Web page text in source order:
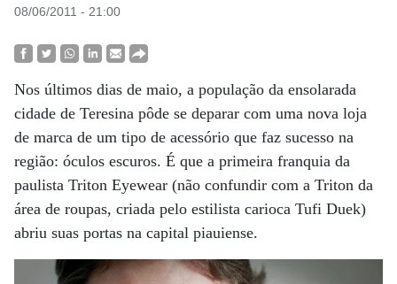
08/06/2011 - 21:00
Nos últimos dias de maio, a população da ensolarada
cidade de Teresina pôde se deparar com uma nova loja
de marca de um tipo de acessório que faz sucesso na
região: óculos escuros. É que a primeira franquia da
paulista Triton Eyewear (não confundir com a Triton da
área de roupas, criada pelo estilista carioca Tufi Duek)
abriu suas portas na capital piauiense.